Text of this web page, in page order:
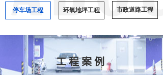
停车场工程 环氧地坪工程 市政道路工程
工程案例